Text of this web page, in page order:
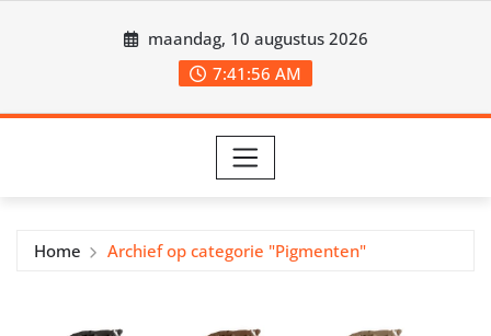
maandag, 10 augustus 2026
7:41:56 AM
Home Archief op categorie "Pigmenten"